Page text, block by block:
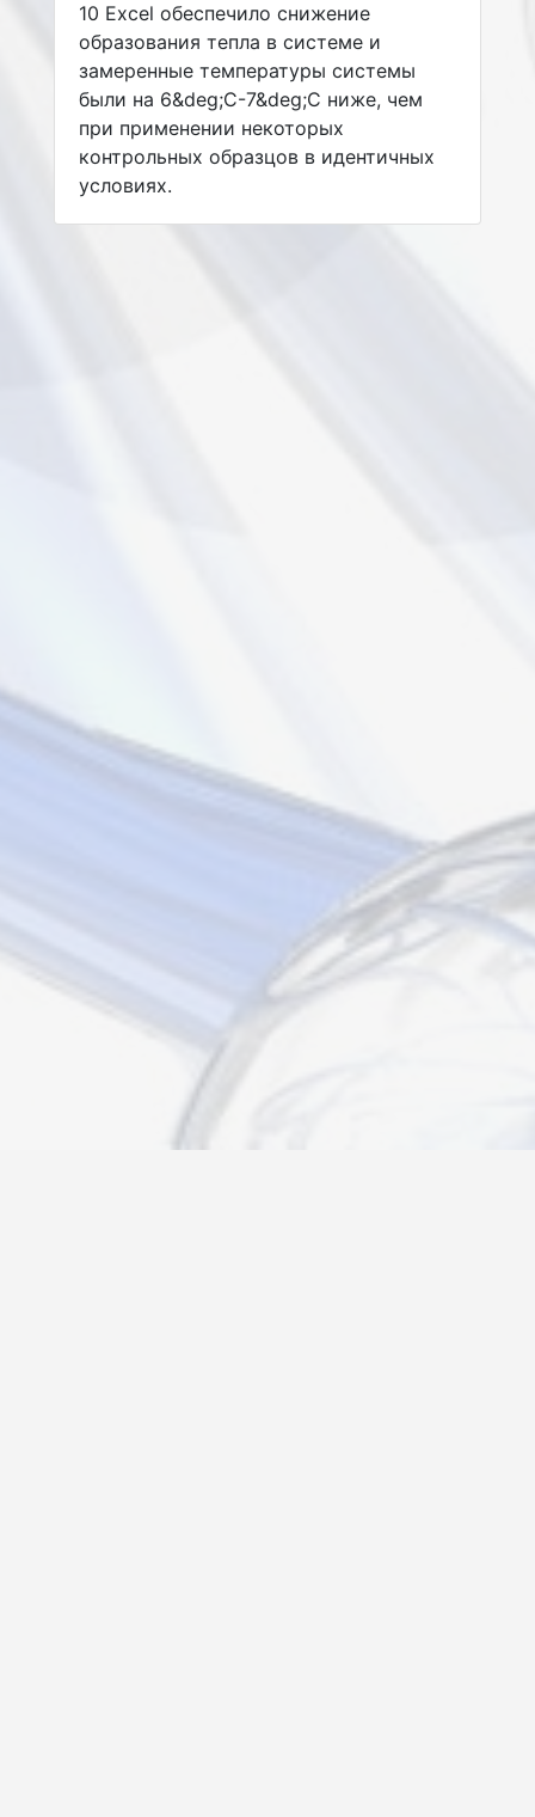
10 Excel обеспечило снижение
образования тепла в системе и
замеренные температуры системы
были на 6&deg;C-7&deg;C ниже, чем
при применении некоторых
контрольных образцов в идентичных
условиях.